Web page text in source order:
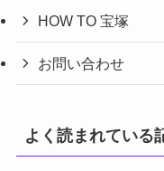
HOW TO 宝塚
お問い合わせ
よく読まれている